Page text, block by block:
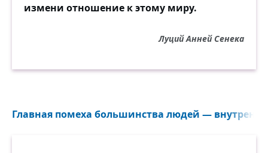
измени отношение к этому миру.
Луций Анней Сенека
Главная помеха большинства людей —